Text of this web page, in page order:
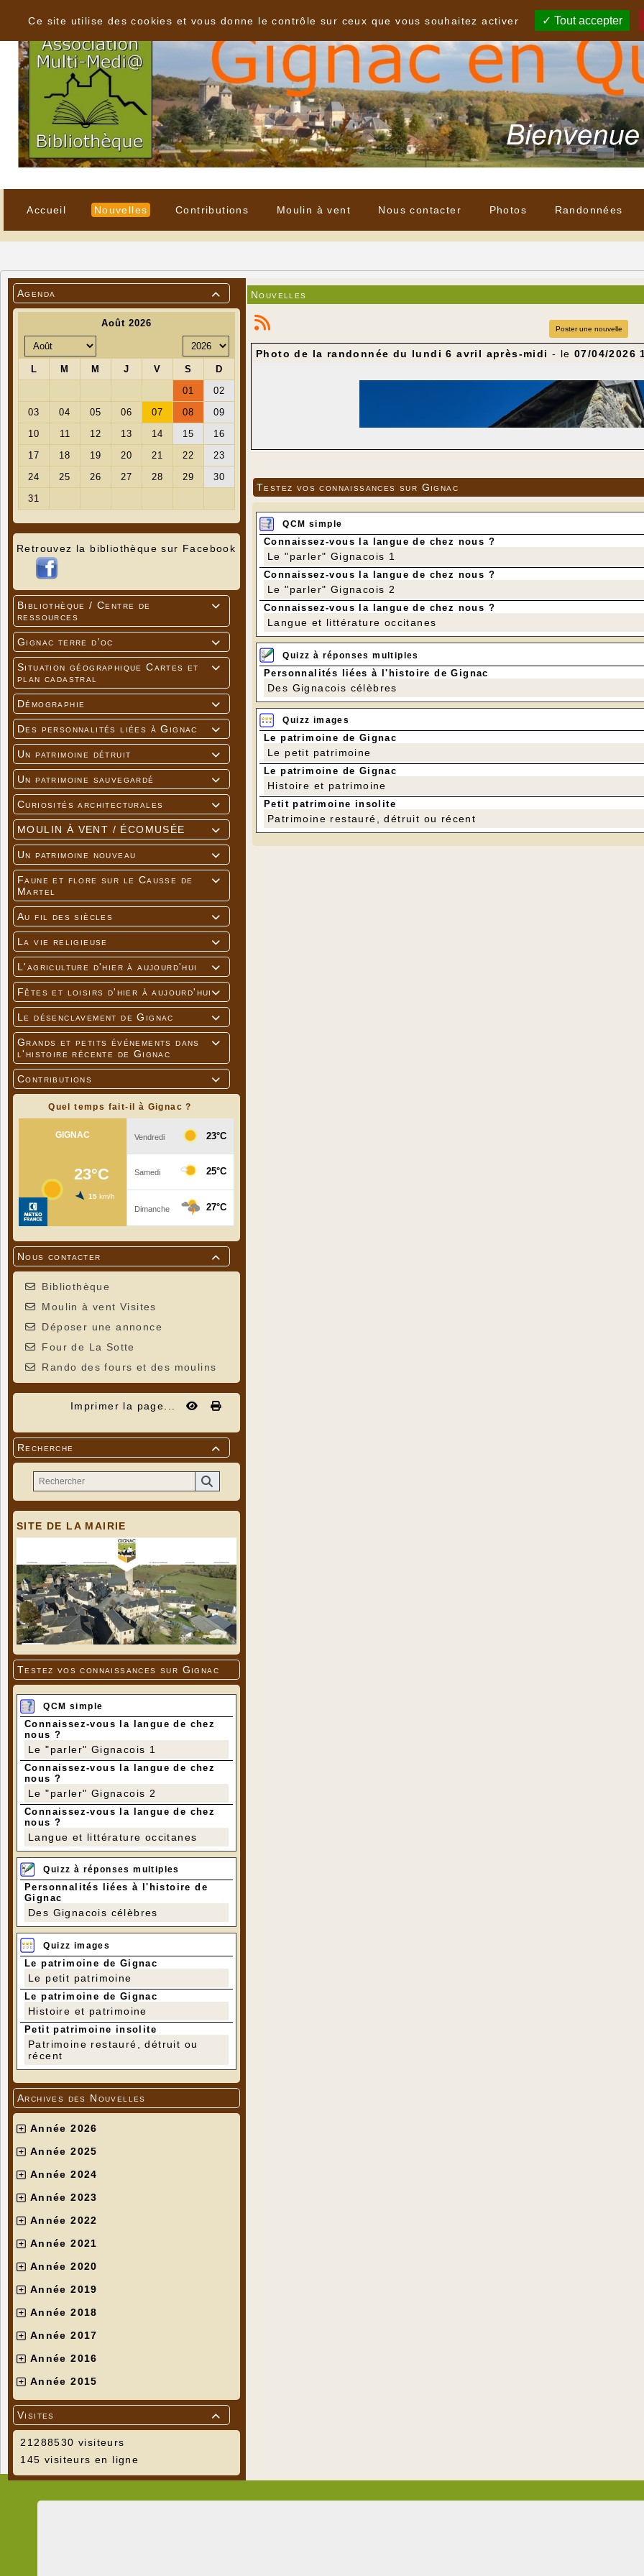
Accueil Nouvelles Contributions Moulin à vent Nous contacter Photos Randonnées

Agenda
Retrouvez la bibliothèque sur Facebook

Bibliothèque / Centre de
ressources

Gignac terre d'oc

Situation géographique Cartes et
plan cadastral

Démographie

Des personnalités liées à Gignac

Un patrimoine détruit

Un patrimoine sauvegardé

Curiosités architecturales

MOULIN À VENT / ÉCOMUSÉE

Un patrimoine nouveau

Faune et flore sur le Causse de
Martel

Au fil des siècles

La vie religieuse

L'agriculture d'hier à aujourd'hui

Fêtes et loisirs d'hier à aujourd'hui

Le désenclavement de Gignac

Grands et petits événements dans
l'histoire récente de Gignac

Contributions
Quel temps fait-il à Gignac ?

Nous contacter
Bibliothèque
Moulin à vent Visites
Déposer une annonce
Four de La Sotte
Rando des fours et des moulins
Imprimer la page...

Recherche
SITE DE LA MAIRIE
Testez vos connaissances sur Gignac
QCM simple
Connaissez-vous la langue de chez
nous ?
Le "parler" Gignacois 1
Connaissez-vous la langue de chez
nous ?
Le "parler" Gignacois 2
Connaissez-vous la langue de chez
nous ?
Langue et littérature occitanes
Quizz à réponses multiples
Personnalités liées à l'histoire de
Gignac
Des Gignacois célèbres
Quizz images
Le patrimoine de Gignac
Le petit patrimoine
Le patrimoine de Gignac
Histoire et patrimoine
Petit patrimoine insolite
Patrimoine restauré, détruit ou
récent
Archives des Nouvelles
Année 2026
Année 2025
Année 2024
Année 2023
Année 2022
Année 2021
Année 2020
Année 2019
Année 2018
Année 2017
Année 2016
Année 2015

Visites
21288530 visiteurs
145 visiteurs en ligne
Nouvelles
Poster une nouvelle
Photo de la randonnée du lundi 6 avril après-midi - le07/04/2026
Testez vos connaissances sur Gignac
QCM simple
Connaissez-vous la langue de chez nous ?
Le "parler" Gignacois 1
Connaissez-vous la langue de chez nous ?
Le "parler" Gignacois 2
Connaissez-vous la langue de chez nous ?
Langue et littérature occitanes
Quizz à réponses multiples
Personnalités liées à l'histoire de Gignac
Des Gignacois célèbres
Quizz images
Le patrimoine de Gignac
Le petit patrimoine
Le patrimoine de Gignac
Histoire et patrimoine
Petit patrimoine insolite
Patrimoine restauré, détruit ou récent
Ce site utilise des cookies et vous donne le contrôle sur ceux que vous souhaitez activer
Tout accepter